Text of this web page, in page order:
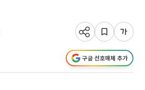
구글 선호매체 추가